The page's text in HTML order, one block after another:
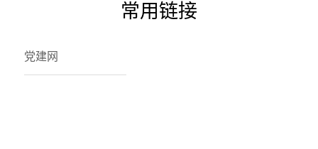
常用链接
党建网